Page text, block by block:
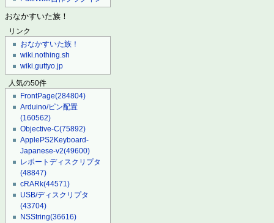
おなかすいた族！
リンク
おなかすいた族！
wiki.nothing.sh
wiki.guttyo.jp
人気の50件
FrontPage(284804)
Arduino/ピン配置
(160562)
Objective-C(75892)
ApplePS2Keyboard-
Japanese-v2(49600)
レポートディスクリプタ
(48847)
cRARk(44571)
USB/ディスクリプタ
(43704)
NSString(36616)